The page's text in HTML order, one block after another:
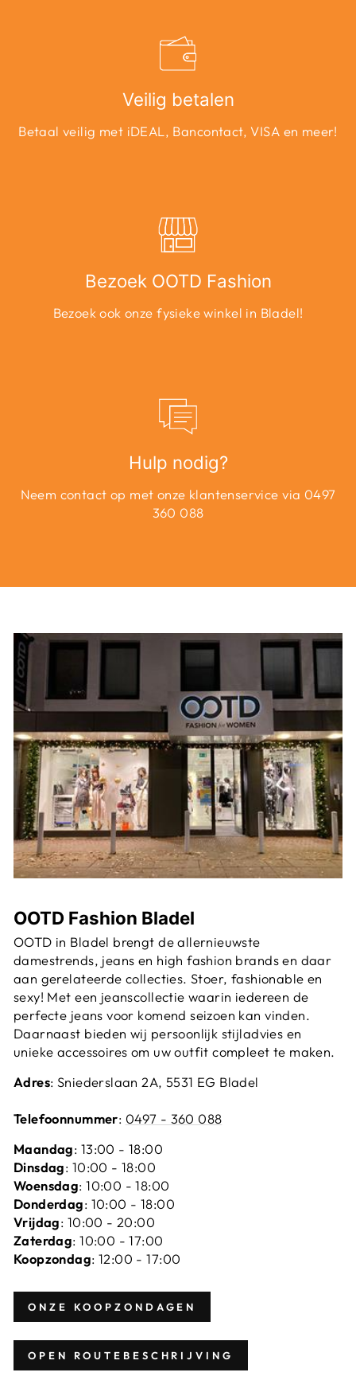
Veilig betalen
Betaal veilig met iDEAL, Bancontact, VISA en meer!
Bezoek OOTD Fashion
Bezoek ook onze fysieke winkel in Bladel!
Hulp nodig?
Neem contact op met onze klantenservice via 0497
360 088
OOTD Fashion Bladel
OOTD in Bladel brengt de allernieuwste
damestrends, jeans en high fashion brands en daar
aan gerelateerde collecties. Stoer, fashionable en
sexy! Met een jeanscollectie waarin iedereen de
perfecte jeans voor komend seizoen kan vinden.
Daarnaast bieden wij persoonlijk stijladvies en
unieke accessoires om uw outfit compleet te maken.
Adres: Sniederslaan 2A, 5531 EG Bladel
Telefoonnummer: 0497 - 360 088
Maandag: 13:00 - 18:00
Dinsdag: 10:00 - 18:00
Woensdag: 10:00 - 18:00
Donderdag: 10:00 - 18:00
Vrijdag: 10:00 - 20:00
Zaterdag: 10:00 - 17:00
Koopzondag: 12:00 - 17:00
ONZE KOOPZONDAGEN
OPEN ROUTEBESCHRIJVING